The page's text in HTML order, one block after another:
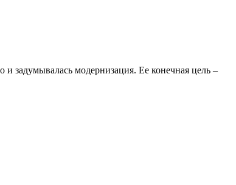
задумывалась модернизация. Ее конечная цель –